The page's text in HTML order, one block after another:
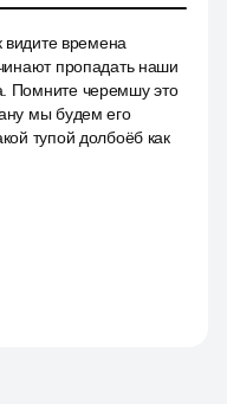
видите времена
пропадать наши
Помните черемшу это
мы будем его
тупой долбоёб как